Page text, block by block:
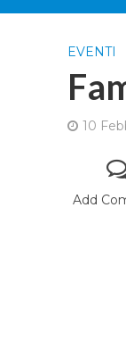
EVENTI
10
Add